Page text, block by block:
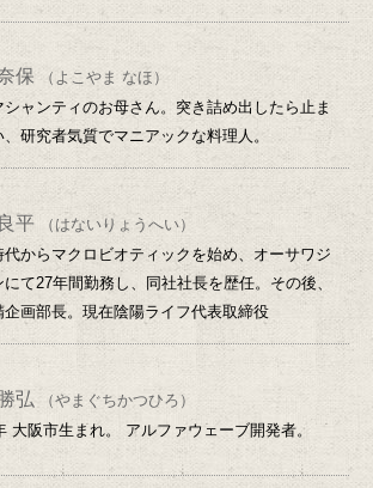
保（よこやま なほ）
シャンティのお母さん。突き詰め出したら止ま
、研究者気質でマニアックな料理人。
平
（はないりょうへい）
代からマクロビオティックを始め、オーサワジ
にて27年間勤務し、同社社長を歴任。その後、
企画部長。現在陰陽ライフ代表取締役
弘
（やまぐちかつひろ）
大阪市生まれ。 アルファウェーブ開発者。